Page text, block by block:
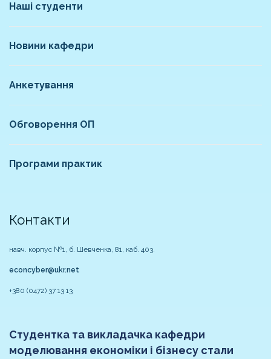
Наші студенти
Новини кафедри
Анкетування
Обговорення ОП
Програми практик
Контакти
навч. корпус №1, б. Шевченка, 81, каб. 403.
econcyber@ukr.net
+380 (0472) 37 13 13
Студентка та викладачка кафедри
моделювання економіки і бізнесу стали